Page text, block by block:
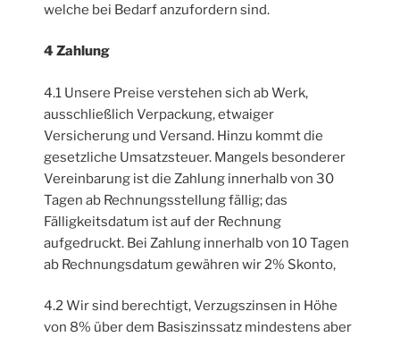
welche bei Bedarf anzufordern sind.
4 Zahlung
4.1 Unsere Preise verstehen sich ab Werk,
ausschließlich Verpackung, etwaiger
Versicherung und Versand. Hinzu kommt die
gesetzliche Umsatzsteuer. Mangels besonderer
Vereinbarung ist die Zahlung innerhalb von 30
Tagen ab Rechnungsstellung fällig; das
Fälligkeitsdatum ist auf der Rechnung
aufgedruckt. Bei Zahlung innerhalb von 10 Tagen
ab Rechnungsdatum gewähren wir 2% Skonto,
4.2 Wir sind berechtigt, Verzugszinsen in Höhe
von 8% über dem Basiszinssatz mindestens aber